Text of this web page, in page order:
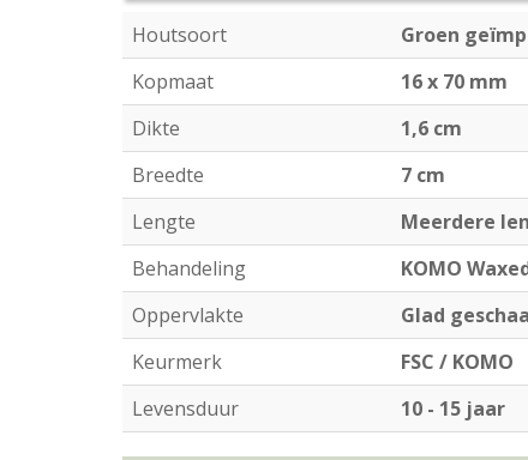
Houtsoort
Groen
Kopmaat
16 x 70 mm
Dikte
1,6 cm
Breedte
7 cm
Lengte
Meerdere
Behandeling
KOMO
Oppervlakte
Glad
Keurmerk
FSC / KOMO
Levensduur
10 - 15 jaar